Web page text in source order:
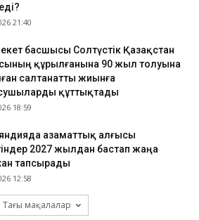
21:40
басшысы Солтүстік Қазақстан
құрылғанына 90 жыл толуына
салтанатты жиынға
құттықтады
18:59
азаматтық алғысы
2027 жылдан бастап жаңа
тапсырады
12:58
Тағы мақалалар